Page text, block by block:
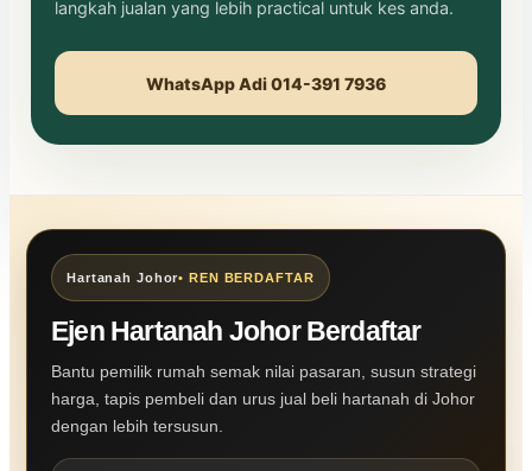
langkah jualan yang lebih practical untuk kes anda.
WhatsApp Adi 014-391 7936
Hartanah Johor• REN BERDAFTAR
Ejen Hartanah Johor Berdaftar
Bantu pemilik rumah semak nilai pasaran, susun strategi
harga, tapis pembeli dan urus jual beli hartanah di Johor
dengan lebih tersusun.